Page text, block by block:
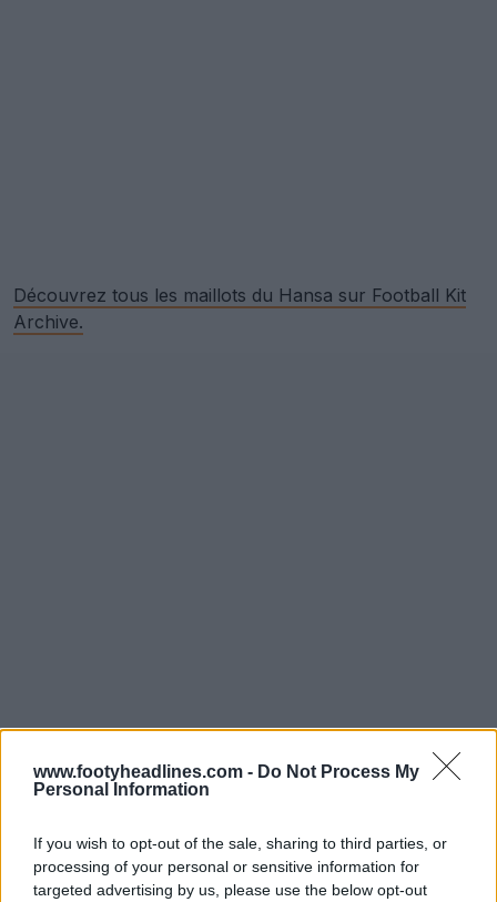
www.footyheadlines.com - Do Not Process My
Personal Information
If you wish to opt-out of the sale, sharing to third parties, or
processing of your personal or sensitive information for
targeted advertising by us, please use the below opt-out
Découvrez tous les maillots du Hansa sur Football Kit
Archive.